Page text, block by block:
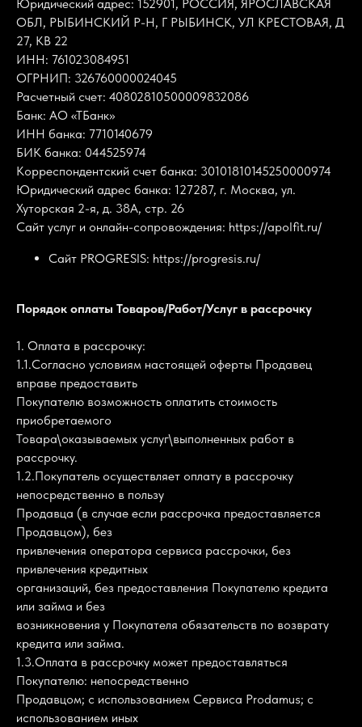
Юридический адрес: 152901, РОССИЯ, ЯРОСЛАВСКАЯ
ОБЛ, РЫБИНСКИЙ Р-Н, Г РЫБИНСК, УЛ КРЕСТОВАЯ, Д
27, КВ 22
ИНН: 761023084951
ОГРНИП: 326760000024045
Расчетный счет: 40802810500009832086
Банк: АО «ТБанк»
ИНН банка: 7710140679
БИК банка: 044525974
Корреспондентский счет банка: 30101810145250000974
Юридический адрес банка: 127287, г. Москва, ул.
Хуторская 2-я, д. 38А, стр. 26
Сайт услуг и онлайн-сопровождения: https://apolfit.ru/
Сайт PROGRESIS: https://progresis.ru/
Порядок оплаты Товаров/Работ/Услуг в рассрочку
1. Оплата в рассрочку:
1.1.Согласно условиям настоящей оферты Продавец
вправе предоставить
Покупателю возможность оплатить стоимость
приобретаемого
Товара\оказываемых услуг\выполненных работ в
рассрочку.
1.2.Покупатель осуществляет оплату в рассрочку
непосредственно в пользу
Продавца (в случае если рассрочка предоставляется
Продавцом), без
привлечения оператора сервиса рассрочки, без
привлечения кредитных
организаций, без предоставления Покупателю кредита
или займа и без
возникновения у Покупателя обязательств по возврату
кредита или займа.
1.3.Оплата в рассрочку может предоставляться
Покупателю: непосредственно
Продавцом; с использованием Сервиса Prodamus; с
использованием иных